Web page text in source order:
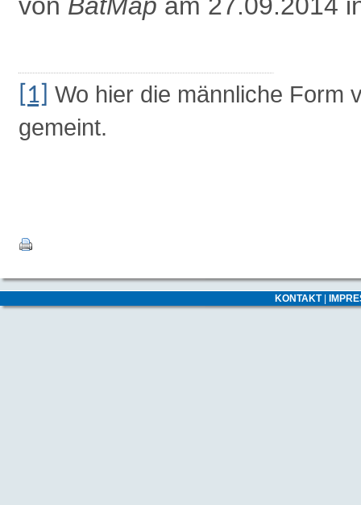
[1] Wo hier die männliche Form
gemeint.
KONTAKT|